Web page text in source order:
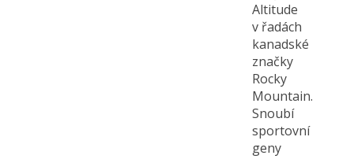
Altitude
v řadách
kanadské
značky
Rocky
Mountain.
Snoubí
sportovní
geny